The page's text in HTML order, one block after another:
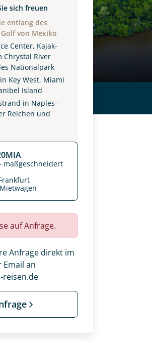
sich freuen
entlang des
von Mexiko
Center, Kajak-
Chrystal River
Nationalpark
Key West, Miami
Island
in Naples -
Reichen und
maßgeschneidert
auf Anfrage.
Anfrage direkt im
Email an
reisen.de